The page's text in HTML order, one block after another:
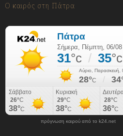
Ο καιρός στη Πάτρα
πρόγνωση καιρού από το k24.net